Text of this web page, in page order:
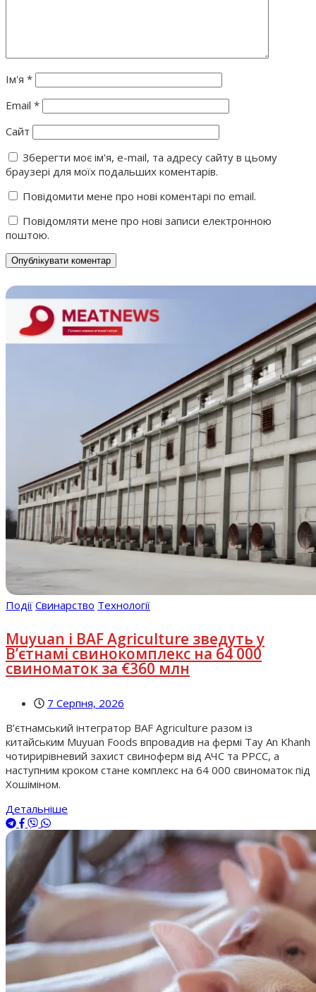
Ім'я *
Email *
Сайт
Зберегти моє ім'я, e-mail, та адресу сайту в цьому
браузері для моїх подальших коментарів.
Повідомити мене про нові коментарі по email.
Повідомляти мене про нові записи електронною
поштою.
Події Свинарство Технології
Muyuan і BAF Agriculture зведуть у
В’єтнамі свинокомплекс на 64 000
свиноматок за €360 млн
7 Серпня, 2026
В’єтнамський інтегратор BAF Agriculture разом із
китайським Muyuan Foods впровадив на фермі Tay An Khanh
чотирирівневий захист свиноферм від АЧС та РРСС, а
наступним кроком стане комплекс на 64 000 свиноматок під
Хошіміном.
Детальніше